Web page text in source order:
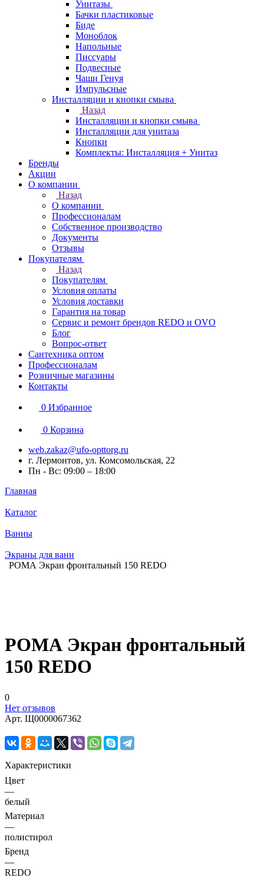
Унитазы
Бачки пластиковые
Биде
Моноблок
Напольные
Писсуары
Подвесные
Чаши Генуя
Импульсные
Инсталляции и кнопки смыва
Назад
Инсталляции и кнопки смыва
Инсталляции для унитаза
Кнопки
Комплекты: Инсталляция + Унитаз
Бренды
Акции
О компании
Назад
О компании
Профессионалам
Собственное производство
Документы
Отзывы
Покупателям
Назад
Покупателям
Условия оплаты
Условия доставки
Гарантия на товар
Сервис и ремонт брендов REDO и OVO
Блог
Вопрос-ответ
Сантехника оптом
Профессионалам
Розничные магазины
Контакты
0 Избранное
0 Корзина
web.zakaz@ufo-opttorg.ru
г. Лермонтов, ул. Комсомольская, 22
Пн - Вс: 09:00 – 18:00
Главная
Каталог
Ванны
Экраны для ванн
РОМА Экран фронтальный 150 REDO
РОМА Экран фронтальный
150 REDO
0
Нет отзывов
Арт. Щ0000067362
Характеристики
Цвет
—
белый
Материал
—
полистирол
Бренд
—
REDO